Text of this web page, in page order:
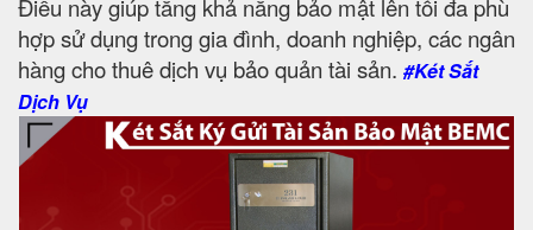
Điều này giúp tăng khả năng bảo mật lên tối đa phù
hợp sử dụng trong gia đình, doanh nghiệp, các ngân
hàng cho thuê dịch vụ bảo quản tài sản. #Két Sắt
Dịch Vụ